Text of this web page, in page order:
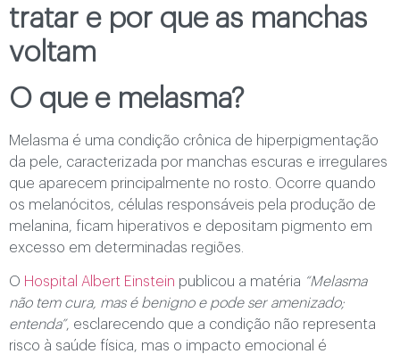
tratar e por que as manchas
voltam
O que e melasma?
Melasma é uma condição crônica de hiperpigmentação
da pele, caracterizada por manchas escuras e irregulares
que aparecem principalmente no rosto. Ocorre quando
os melanócitos, células responsáveis pela produção de
melanina, ficam hiperativos e depositam pigmento em
excesso em determinadas regiões.
O Hospital Albert Einstein publicou a matéria “Melasma
não tem cura, mas é benigno e pode ser amenizado;
entenda”, esclarecendo que a condição não representa
risco à saúde física, mas o impacto emocional é